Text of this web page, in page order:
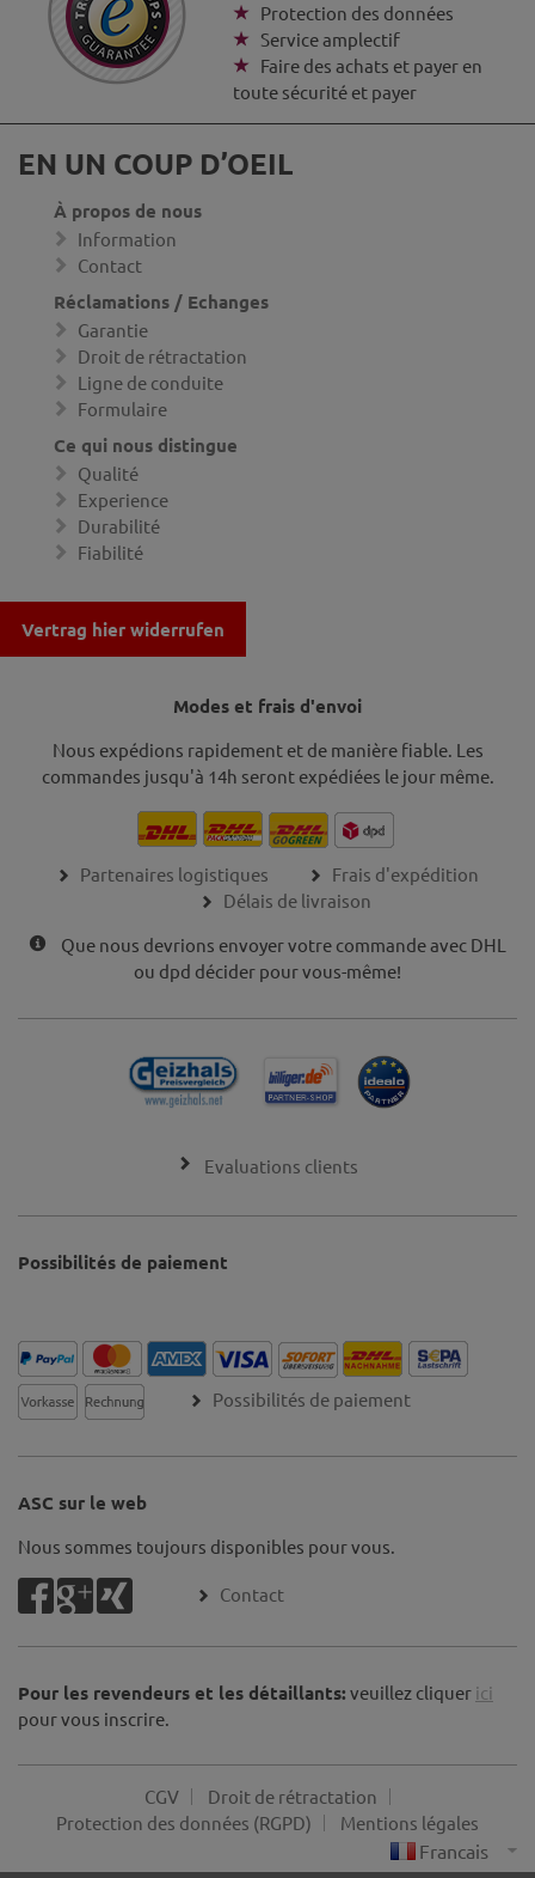
Protection des données
Service amplectif
Faire des achats et payer en
toute sécurité et payer
EN UN COUP D’OEIL
À propos de nous
Information
Contact
Réclamations / Echanges
Garantie
Droit de rétractation
Ligne de conduite
Formulaire
Ce qui nous distingue
Qualité
Experience
Durabilité
Fiabilité
Vertrag hier widerrufen
Modes et frais d'envoi
Nous expédions rapidement et de manière fiable. Les
commandes jusqu'à 14h seront expédiées le jour même.
Partenaires logistiques
Frais d'expédition
Délais de livraison
Que nous devrions envoyer votre commande avec DHL
ou dpd décider pour vous-même!
Evaluations clients
Possibilités de paiement
Possibilités de paiement
ASC sur le web
Nous sommes toujours disponibles pour vous.
Contact
Pour les revendeurs et les détaillants: veuillez cliquer ici
pour vous inscrire.
CGV
Droit de rétractation
Protection des données (RGPD)
Mentions légales